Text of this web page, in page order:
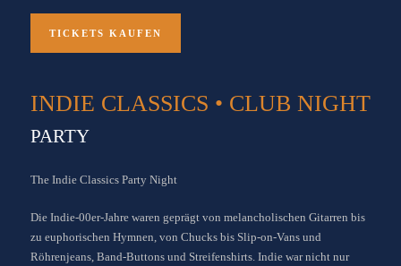
TICKETS KAUFEN
INDIE CLASSICS • CLUB NIGHT
PARTY
The Indie Classics Party Night
Die Indie-00er-Jahre waren geprägt von melancholischen Gitarren bis
zu euphorischen Hymnen, von Chucks bis Slip-on-Vans und
Röhrenjeans, Band-Buttons und Streifenshirts. Indie war nicht nur